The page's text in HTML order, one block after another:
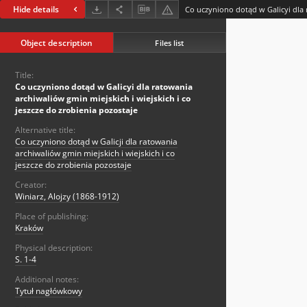
Hide details
Object description Files list
Title:
Co uczyniono dotąd w Galicyi dla ratowania
archiwaliów gmin miejskich i wiejskich i co
jeszcze do zrobienia pozostaje
Alternative title:
Co uczyniono dotąd w Galicji dla ratowania
archiwaliów gmin miejskich i wiejskich i co
jeszcze do zrobienia pozostaje
Creator:
Winiarz, Alojzy (1868-1912)
Place of publishing:
Kraków
Physical description:
S. 1-4
Additional notes:
Tytuł nagłówkowy